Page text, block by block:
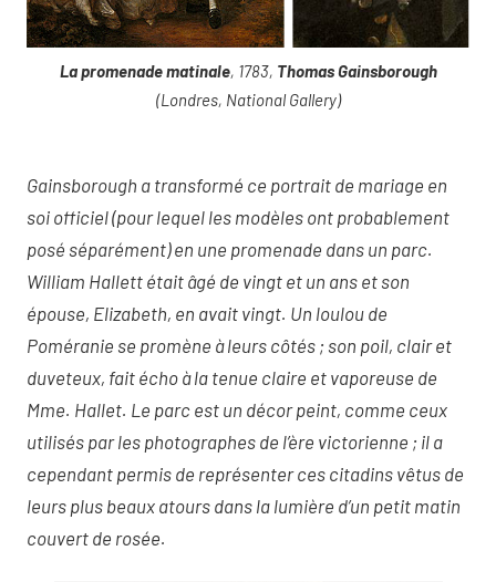
La promenade matinale, 1783, Thomas Gainsborough
(Londres, National Gallery)
Gainsborough a transformé ce portrait de mariage en
soi officiel (pour lequel les modèles ont probablement
posé séparément) en une promenade dans un parc.
William Hallett était âgé de vingt et un ans et son
épouse, Elizabeth, en avait vingt. Un loulou de
Poméranie se promène à leurs côtés ; son poil, clair et
duveteux, fait écho à la tenue claire et vaporeuse de
Mme. Hallet. Le parc est un décor peint, comme ceux
utilisés par les photographes de l’ère victorienne ; il a
cependant permis de représenter ces citadins vêtus de
leurs plus beaux atours dans la lumière d’un petit matin
couvert de rosée.